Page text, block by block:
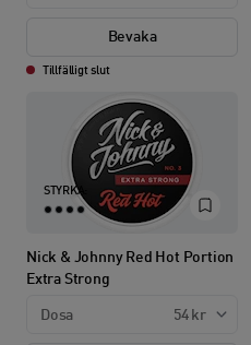
Bevaka
Tillfälligt slut
STYRKA:
Nick & Johnny Red Hot Portion
Extra Strong
Dosa 54 kr